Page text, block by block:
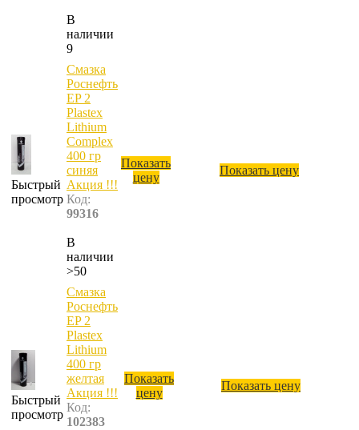
В
наличии
9
Быстрый
просмотр
Смазка
Роснефть
EP 2
Plastex
Lithium
Complex
400 гр
синяя
Акция !!!
Код:
99316
В
наличии
>50
Показать
цену
Показать цену
Быстрый
просмотр
Смазка
Роснефть
EP 2
Plastex
Lithium
400 гр
желтая
Акция !!!
Код:
102383
Показать
цену
Показать цену